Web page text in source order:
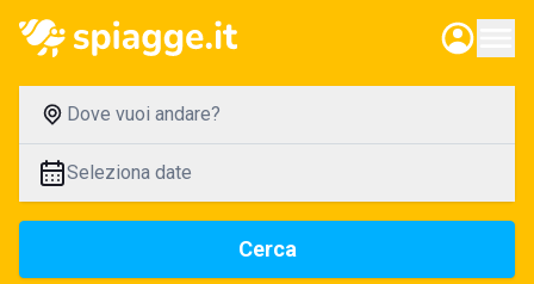
Dove vuoi andare?
Seleziona date
Cerca